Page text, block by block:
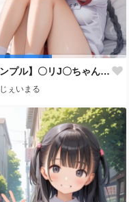
【サンプル】〇リJ〇ちゃんたちが体操服赤ブルマで体育座り＆開脚ハミパン（10枚）
じぇいまる